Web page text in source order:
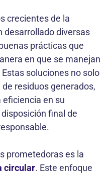
crecientes de la
desarrollado diversas
prácticas que
en que se manejan
soluciones no solo
residuos generados,
en su
final de
prometedoras es la
circular. Este enfoque